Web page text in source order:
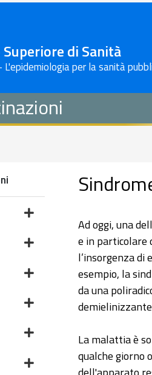
di Sanità
L'epidemiologia per la sanità
Ad oggi, una
e in particolare
l’insorgenza di
esempio, la
da una
La malattia è
qualche giorno